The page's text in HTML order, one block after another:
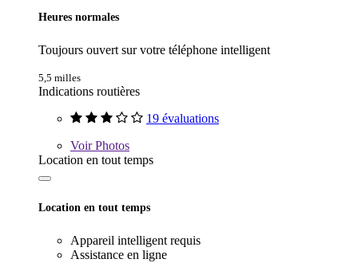
Heures normales
Toujours ouvert sur votre téléphone intelligent
5,5 milles
Indications routières
19 évaluations
VoirPhotos
Location en tout temps
Location en tout temps
Appareil intelligent requis
Assistance en ligne